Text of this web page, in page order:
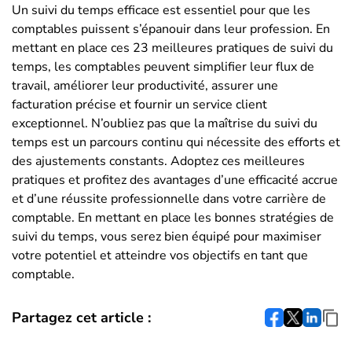
Un suivi du temps efficace est essentiel pour que les
comptables puissent s’épanouir dans leur profession. En
mettant en place ces 23 meilleures pratiques de suivi du
temps, les comptables peuvent simplifier leur flux de
travail, améliorer leur productivité, assurer une
facturation précise et fournir un service client
exceptionnel. N’oubliez pas que la maîtrise du suivi du
temps est un parcours continu qui nécessite des efforts et
des ajustements constants. Adoptez ces meilleures
pratiques et profitez des avantages d’une efficacité accrue
et d’une réussite professionnelle dans votre carrière de
comptable. En mettant en place les bonnes stratégies de
suivi du temps, vous serez bien équipé pour maximiser
votre potentiel et atteindre vos objectifs en tant que
comptable.
Partagez cet article :